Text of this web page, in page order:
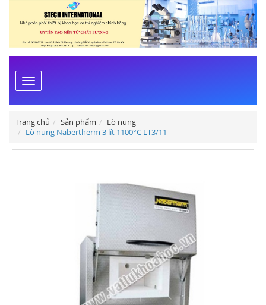
Toggle
navigation
Trang chủ Sản phẩm
Lò nung
Lò nung Nabertherm 3 lít 1100°C LT3/11